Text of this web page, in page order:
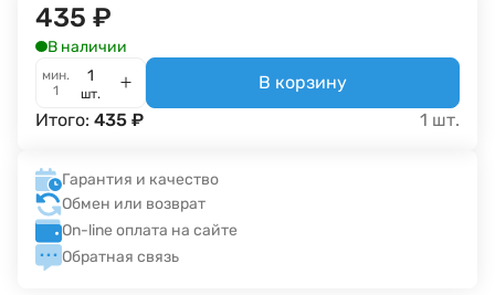
435 ₽
В наличии
мин.
1
шт.
В корзину
Итого: 435 ₽ 1 шт.
Гарантия и качество
Обмен или возврат
On-line оплата на сайте
Обратная связь